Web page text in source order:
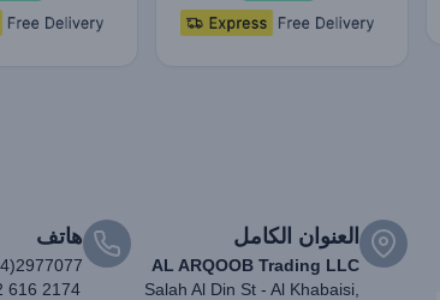
العنوان الكامل
AL ARQOOB Trading LLC
Salah Al Din St - Al Khabaisi,
هاتف
616 2174